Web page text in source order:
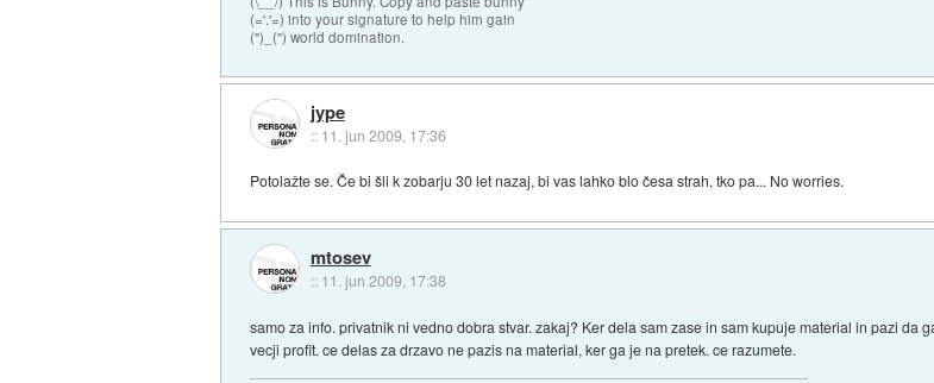
(='.'=) into your signature to help him gain
(")_(") world domination.
jype
:: 11. jun 2009, 17:36
Potolažte se. Če bi šli k zobarju 30 let nazaj, bi vas lahko blo česa strah, tko pa... No worries.
mtosev
:: 11. jun 2009, 17:38
samo za info. privatnik ni vedno dobra stvar. zakaj? Ker dela sam zase in sam kupuje material in pazi da
vecji profit. ce delas za drzavo ne pazis na material, ker ga je na pretek. ce razumete.